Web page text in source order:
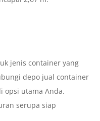
jenis container yang
depo jual container
opsi utama Anda.
serupa siap